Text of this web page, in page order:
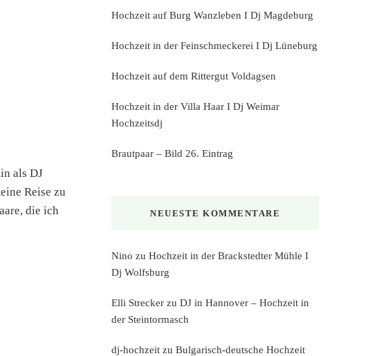
als DJ
Reise zu
die ich
Hochzeit auf Burg Wanzleben I Dj Magdeburg
Hochzeit in der Feinschmeckerei I Dj Lüneburg
Hochzeit auf dem Rittergut Voldagsen
Hochzeit in der Villa Haar I Dj Weimar
Hochzeitsdj
Brautpaar – Bild 26. Eintrag
NEUESTE KOMMENTARE
Nino zu Hochzeit in der Brackstedter Mühle I
Dj Wolfsburg
Elli Strecker zu DJ in Hannover – Hochzeit in
der Steintormasch
dj-hochzeit zu Bulgarisch-deutsche Hochzeit